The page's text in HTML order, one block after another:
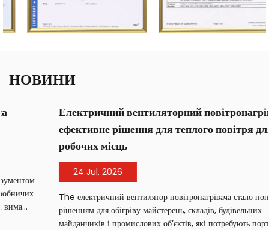
НОВИНИ
Електричний вентиляторний повітронагрівач:
ефективне рішення для теплого повітря для
робочих місць
The електричний вентилятор повітронагрівача стало популярним
рішенням для обігріву майстерень, складів, будівельних
майданчиків і промислових об’єктів, які потребують портативного,